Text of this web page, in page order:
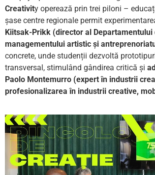
Creativity operează prin trei piloni –
șase centre regionale permit
Kiitsak-Prikk (director al
managementului artistic și
concrete, unde studenții dezvoltă
transversal, stimulând gândirea critică și
Paolo Montemurro (expert în industrii
profesionalizarea în industrii creative,